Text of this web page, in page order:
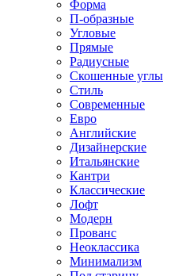
Форма
П-образные
Угловые
Прямые
Радиусные
Скошенные углы
Стиль
Современные
Евро
Английские
Дизайнерские
Итальянские
Кантри
Классические
Лофт
Модерн
Прованс
Неоклассика
Минимализм